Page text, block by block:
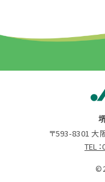
〒593-8301 大
TEL